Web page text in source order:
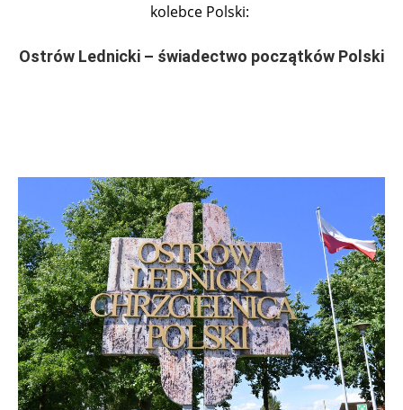
kolebce Polski:
Ostrów Lednicki – świadectwo początków Polski